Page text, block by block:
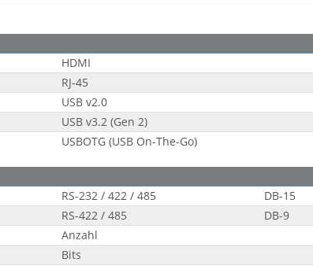
HDMI
RJ-45
USB v2.0
USB v3.2 (Gen 2)
USBOTG (USB On-The-Go)
RS-232 / 422 / 485 DB-15
RS-422 / 485
DB-9
Anzahl
Bits